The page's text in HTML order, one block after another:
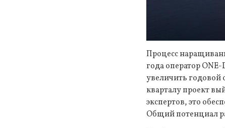
Процесс
года оператор
увеличить годовой
кварталу проект
экспертов, это
Общий потенциал